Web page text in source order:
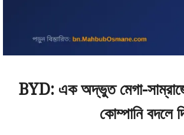
BYD: এক অদ্ভুত মেগা-
কোম্পানি বদলে